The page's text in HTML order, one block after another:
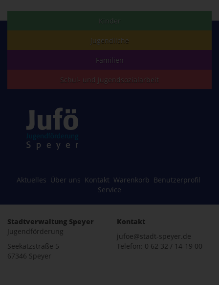
Kinder
Jugendliche
Familien
Schul- und Jugendsozialarbeit
Aktuelles Über uns Kontakt Warenkorb Benutzerprofil
Service
Stadtverwaltung Speyer
Jugendförderung
Seekatzstraße 5
67346 Speyer
Kontakt
jufoe@stadt-speyer.de
Telefon: 0 62 32 / 14-19 00